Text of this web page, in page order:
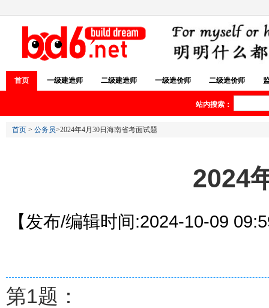
首页 一级建造师 二级建造师 一级造价师 二级造价师
站内搜索：
首页 > 公务员>2024年4月30日海南省考面试题
2024
【发布/编辑时间:2024-10-09
第1题：